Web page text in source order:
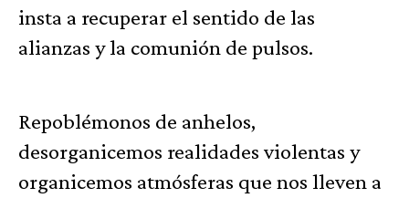
insta a recuperar el sentido de las
alianzas y la comunión de pulsos.
Repoblémonos de anhelos,
desorganicemos realidades violentas y
organicemos atmósferas que nos lleven a